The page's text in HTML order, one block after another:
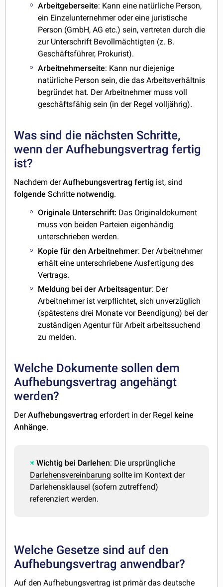
Arbeitgeberseite: Kann eine natürliche Person,
ein Einzelunternehmer oder eine juristische
Person (GmbH, AG etc.) sein, vertreten durch die
zur Unterschrift Bevollmächtigten (z. B.
Geschäftsführer, Prokurist).
Arbeitnehmerseite: Kann nur diejenige
natürliche Person sein, die das Arbeitsverhältnis
begründet hat. Der Arbeitnehmer muss voll
geschäftsfähig sein (in der Regel volljährig).
Was sind die nächsten Schritte,
wenn der Aufhebungsvertrag fertig
ist?
Nachdem derAufhebungsvertrag fertig ist, sind
folgende Schritte notwendig.
Originale Unterschrift: Das Originaldokument
muss von beiden Parteien eigenhändig
unterschrieben werden.
Kopie für den Arbeitnehmer: Der Arbeitnehmer
erhält eine unterschriebene Ausfertigung des
Vertrags.
Meldung bei der Arbeitsagentur: Der
Arbeitnehmer ist verpflichtet, sich unverzüglich
(spätestens drei Monate vor Beendigung) bei der
zuständigen Agentur für Arbeit arbeitssuchend
zu melden.
Welche Dokumente sollen dem
Aufhebungsvertrag angehängt
werden?
DerAufhebungsvertrag erfordert in der Regel keine
Anhänge.
Wichtig bei Darlehen: Die ursprüngliche
Darlehensvereinbarung sollte im Kontext der
Darlehensklausel (sofern zutreffend)
referenziert werden.
Welche Gesetze sind auf den
Aufhebungsvertrag anwendbar?
Auf den Aufhebungsvertrag ist primär das deutsche